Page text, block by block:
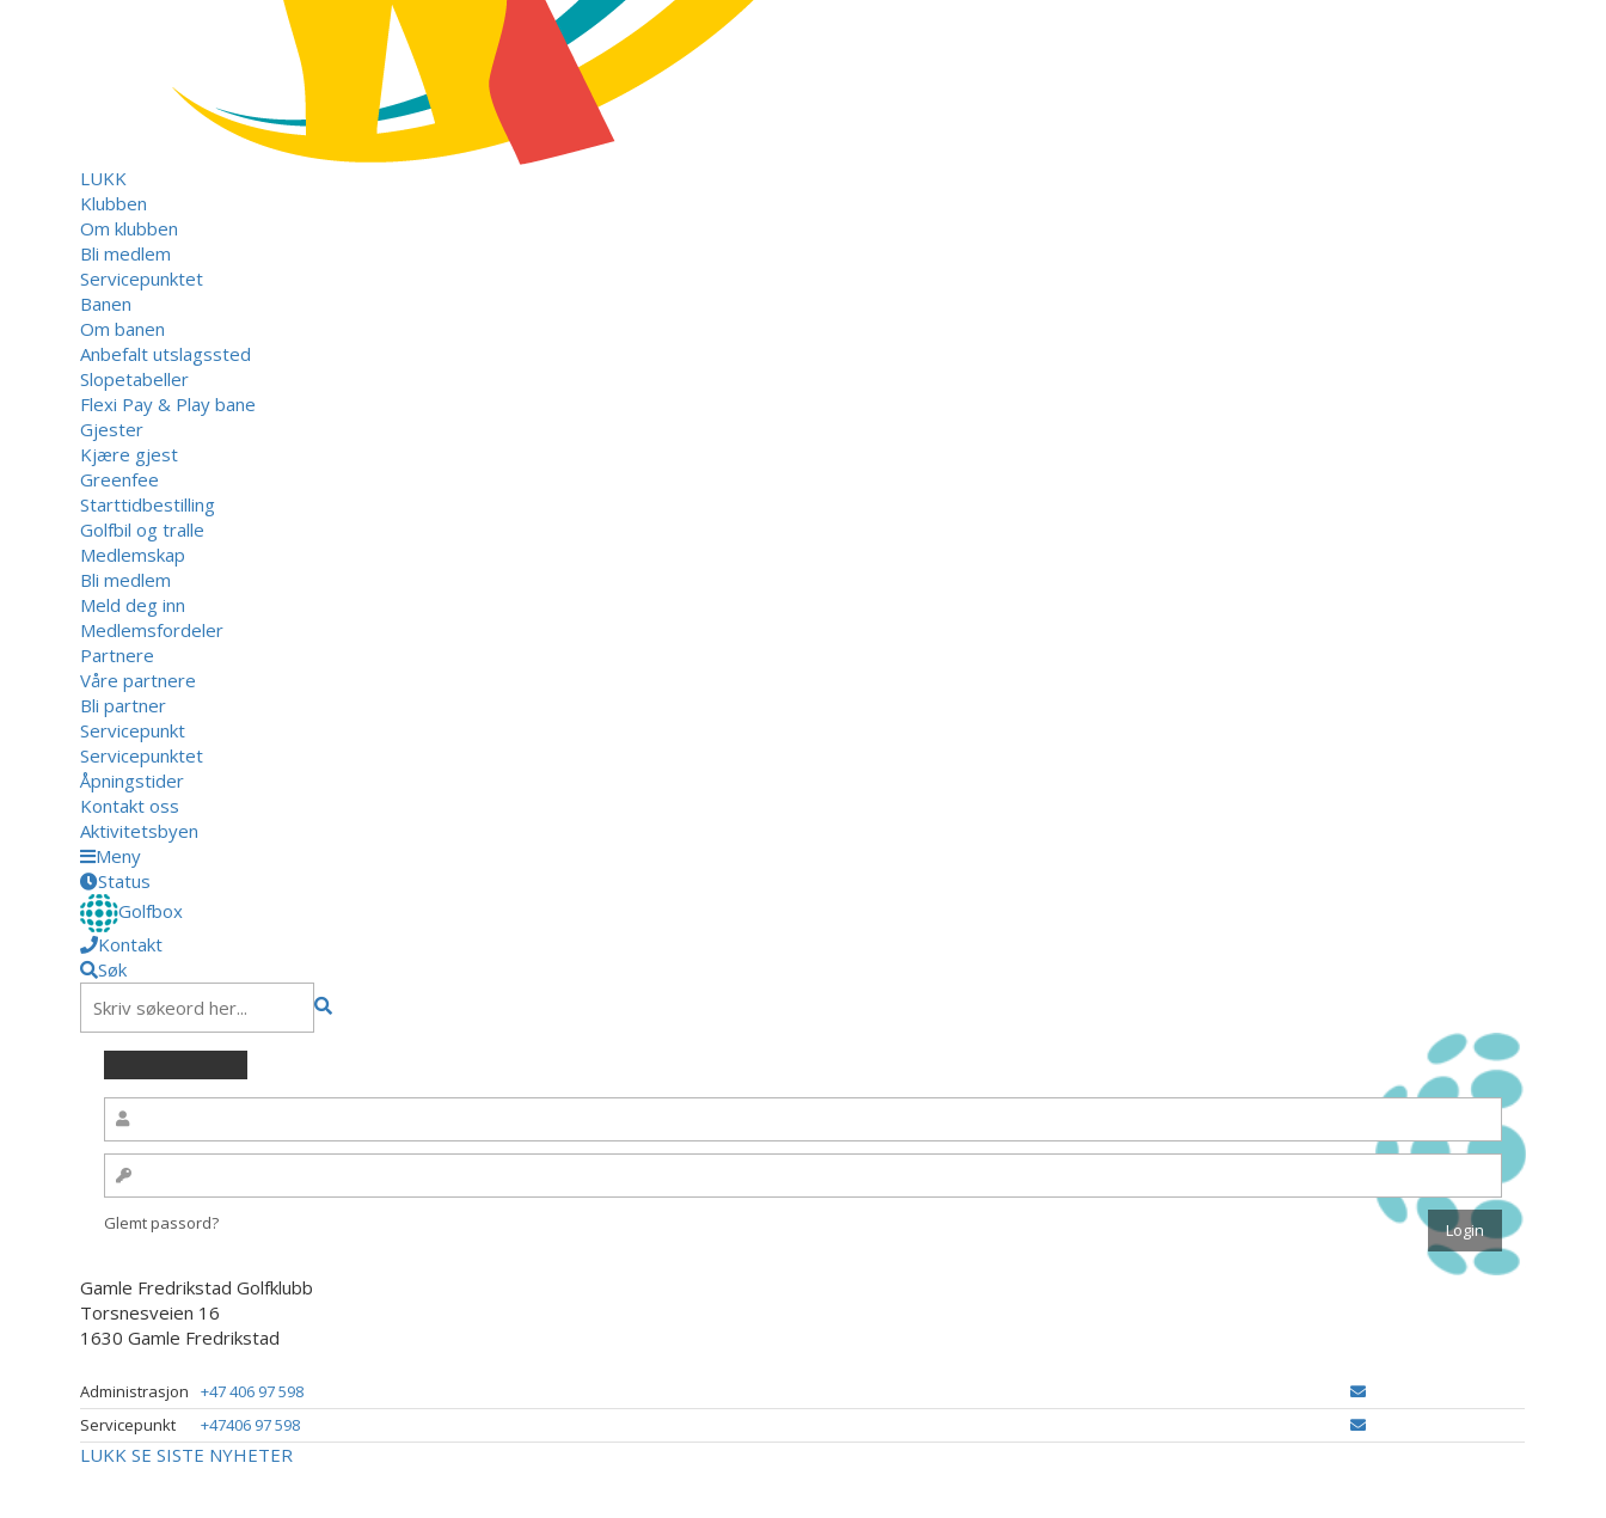
LUKK
Klubben
Om klubben
Bli medlem
Servicepunktet
Banen
Om banen
Anbefalt utslagssted
Slopetabeller
Flexi Pay & Play bane
Gjester
Kjære gjest
Greenfee
Starttidbestilling
Golfbil og tralle
Medlemskap
Bli medlem
Meld deg inn
Medlemsfordeler
Partnere
Våre partnere
Bli partner
Servicepunkt
Servicepunktet
Åpningstider
Kontakt oss
Aktivitetsbyen
Meny
Status
Golfbox
Kontakt
Søk
Glemt passord?
Gamle Fredrikstad Golfklubb
Torsnesveien 16
1630 Gamle Fredrikstad
Administrasjon
+47 406 97 598
Servicepunkt
+47406 97 598
LUKK SE SISTE NYHETER